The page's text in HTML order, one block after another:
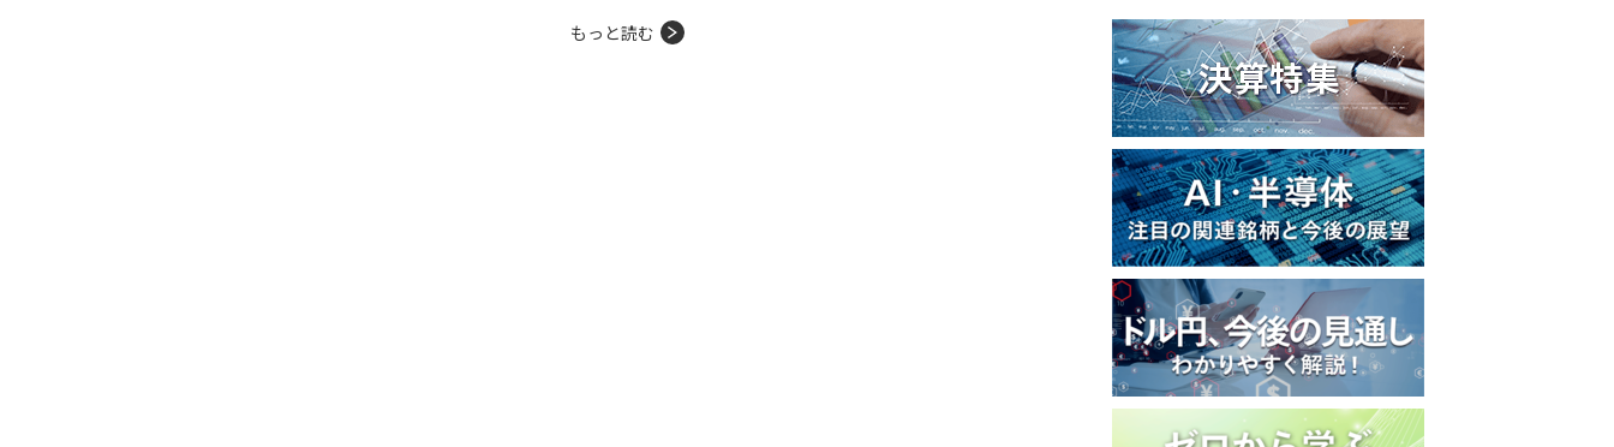
もっと読む